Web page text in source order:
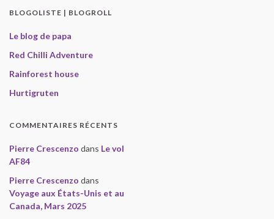
BLOGOLISTE | BLOGROLL
Le blog de papa
Red Chilli Adventure
Rainforest house
Hurtigruten
COMMENTAIRES RÉCENTS
Pierre Crescenzo dans Le vol
AF84
Pierre Crescenzo dans
Voyage aux États-Unis et au
Canada, Mars 2025